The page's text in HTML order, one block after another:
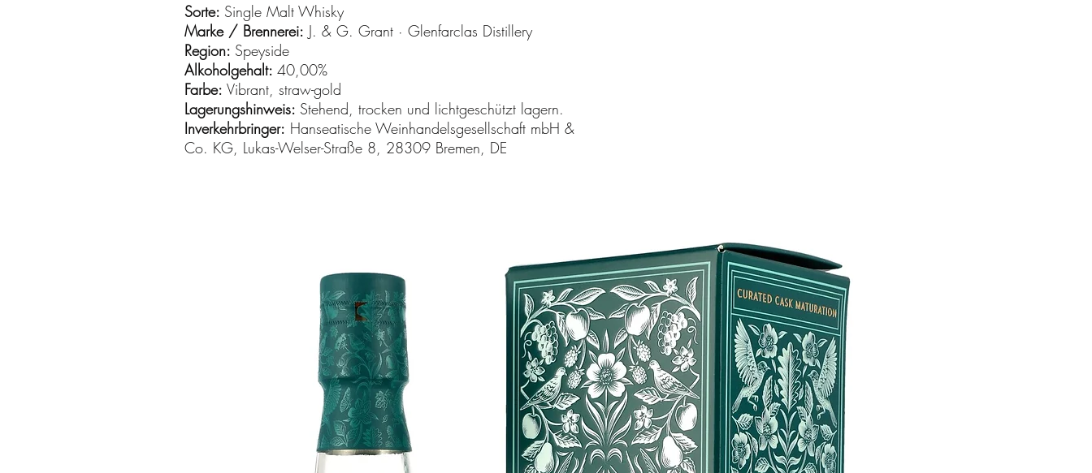
Sorte: Single Malt Whisky
Marke / Brennerei: J. & G. Grant · Glenfarclas Distillery
Region: Speyside
Alkoholgehalt: 40,00%
Farbe: Vibrant, straw-gold
Lagerungshinweis: Stehend, trocken und lichtgeschützt lagern.
Inverkehrbringer: Hanseatische Weinhandelsgesellschaft mbH &
Co. KG, Lukas-Welser-Straße 8, 28309 Bremen, DE